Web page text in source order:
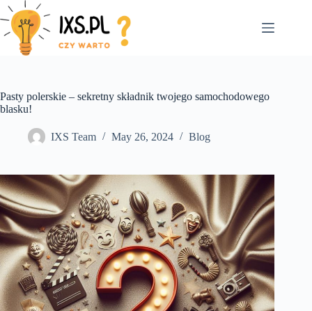
Skip
to
content
Pasty polerskie – sekretny składnik twojego samochodowego
blasku!
IXS Team May 26, 2024 Blog